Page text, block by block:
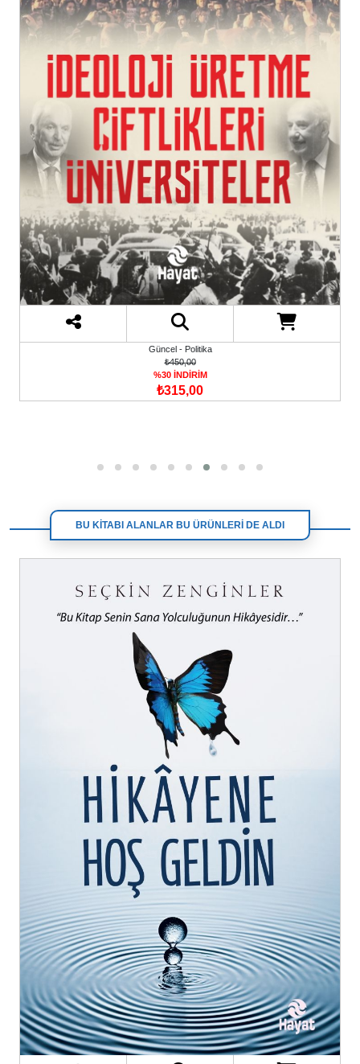
Güncel - Politika
₺450,00
%30 İNDİRİM
₺315,00
BU KİTABI ALANLAR BU ÜRÜNLERİ DE ALDI